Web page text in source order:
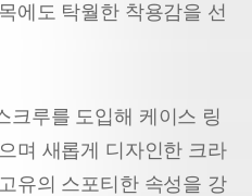
에도 탁월한 착용감을 선
크루를 도입해 케이스 링
며 새롭게 디자인한 크라
유의 스포티한 속성을 강